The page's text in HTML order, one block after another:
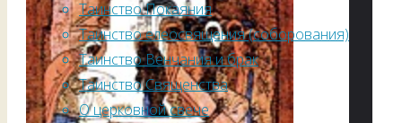
Таинство Покаяния
Таинство елеосвящения (соборования)
Таинство Венчания и брак
Таинство Священства
О церковной свече